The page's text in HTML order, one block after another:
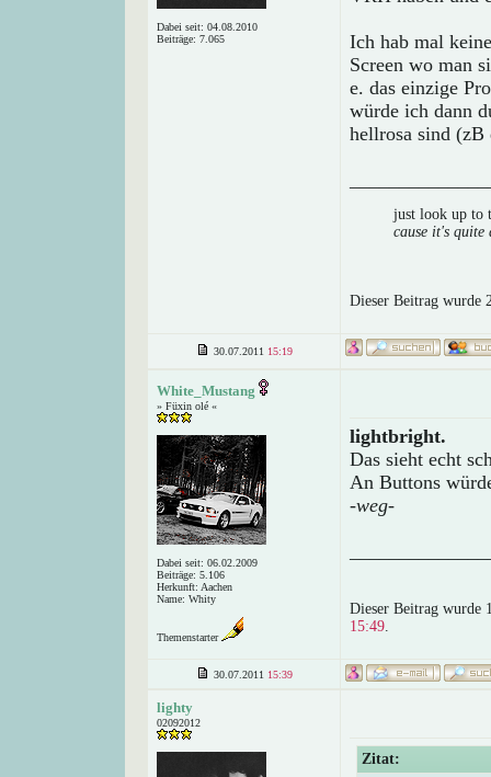
Dabei seit: 04.08.2010
Beiträge: 7.065
Ich hab mal
Screen wo man
e. das einzige
würde ich dann
hellrosa sind
just look up to
cause it's quite
Dieser Beitrag wurde
30.07.2011 15:19
White_Mustang
» Füxin olé «
Dabei seit: 06.02.2009
Beiträge: 5.106
Herkunft: Aachen
Name: Whity
Themenstarter
lightbright.
Das sieht echt
An Buttons
-weg-
Dieser Beitrag wurde
15:49.
30.07.2011 15:39
lighty
02092012
Zitat: